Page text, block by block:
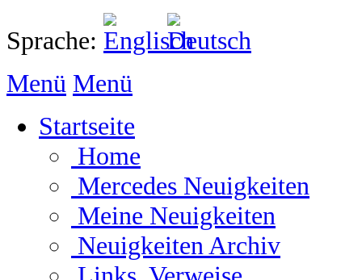
Sprache:
Menü Menü
Startseite
Home
Mercedes Neuigkeiten
Meine Neuigkeiten
Neuigkeiten Archiv